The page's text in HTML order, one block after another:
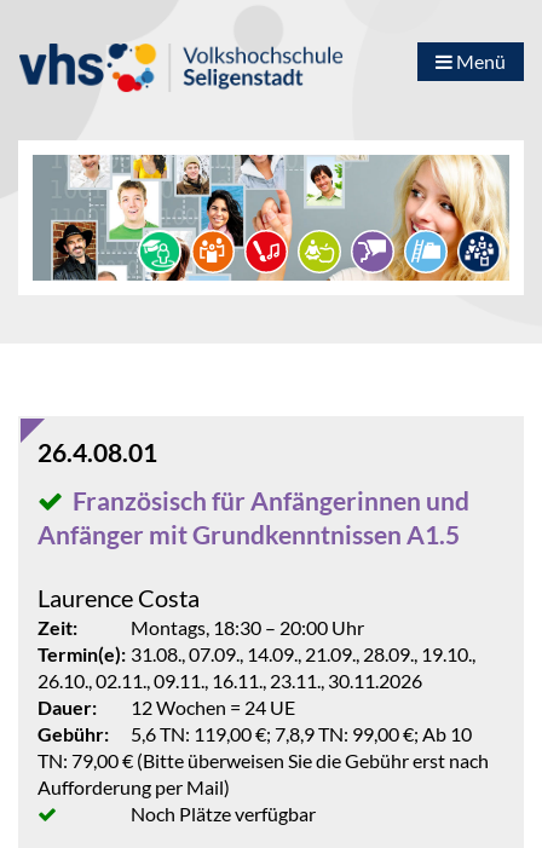
Menü
26.4.08.01
Französisch für Anfängerinnen und
Anfänger mit Grundkenntnissen A1.5
Laurence Costa
Zeit:
Montags, 18:30 – 20:00 Uhr
Termin(e): 31.08., 07.09., 14.09., 21.09., 28.09., 19.10.,
26.10., 02.11., 09.11., 16.11., 23.11., 30.11.2026
Dauer:
12 Wochen = 24 UE
Gebühr:
5,6 TN: 119,00 €; 7,8,9 TN: 99,00 €; Ab 10
TN: 79,00 € (Bitte überweisen Sie die Gebühr erst nach
Aufforderung per Mail)
Noch Plätze verfügbar